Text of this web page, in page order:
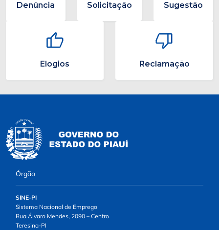
Denúncia Solicitação Sugestão
Elogios Reclamação
Órgão
SINE-PI
Sistema Nacional de Emprego
Rua Álvaro Mendes, 2090 – Centro
Teresina-PI